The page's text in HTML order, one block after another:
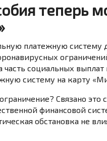
теперь
платежную систему
часть социальных
систему на карту
Связано
финансовой
обстановка не